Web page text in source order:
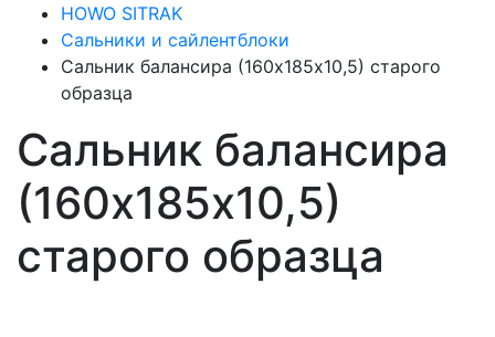
HOWO SITRAK
Сальники и сайлентблоки
Сальник балансира (160х185х10,5) старого
образца
Сальник балансира
(160х185х10,5)
старого образца